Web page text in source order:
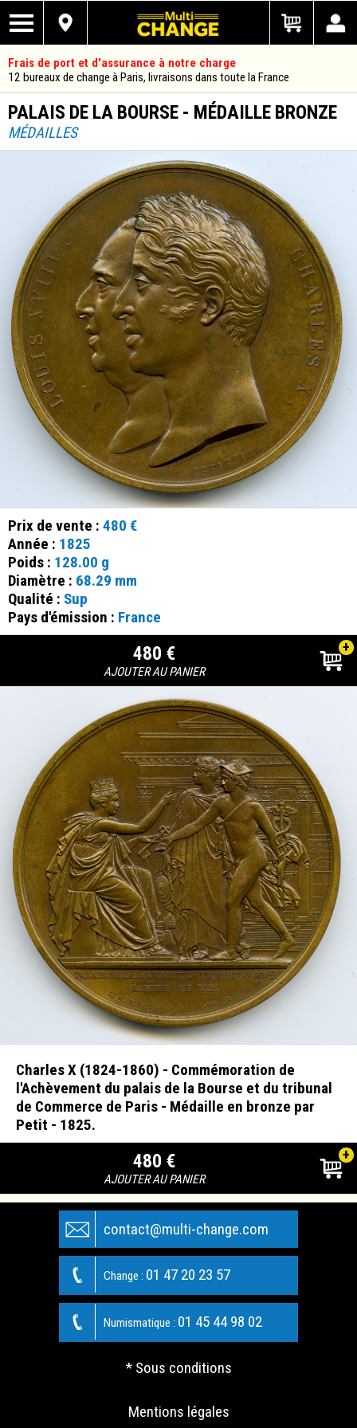
Frais de port et d'assurance à notre charge
12 bureaux de change à Paris, livraisons dans toute la France
PALAIS DE LA BOURSE - MÉDAILLE BRONZE
MÉDAILLES
Prix de vente : 480 €
Année : 1825
Poids : 128.00 g
Diamètre : 68.29 mm
Qualité : Sup
Pays d'émission : France
480 €
AJOUTER AU PANIER
+
Charles X (1824-1860) - Commémoration de
l'Achèvement du palais de la Bourse et du tribunal
de Commerce de Paris - Médaille en bronze par
Petit - 1825.
480 €
AJOUTER AU PANIER
+
contact@multi-change.com
Change : 01 47 20 23 57
Numismatique : 01 45 44 98 02
* Sous conditions
Mentions légales